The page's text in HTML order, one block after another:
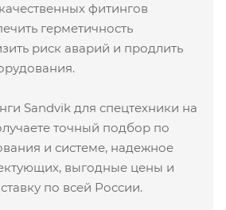
фитингов
герметичность
риск аварий и продлить
Sandvik для спецтехники на
точный подбор по
и системе, надежное
выгодные цены и
по всей России.